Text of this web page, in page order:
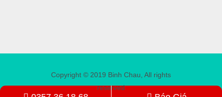
Copyright © 2019 Binh Chau, All rights
reserved